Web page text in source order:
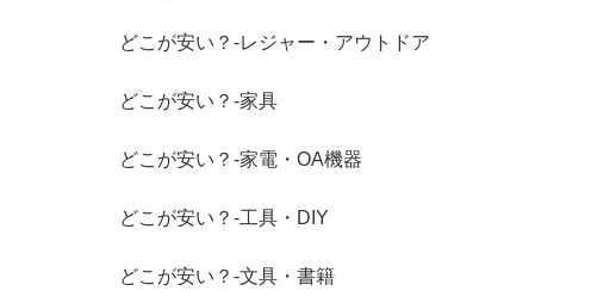
どこが安い？-レジャー・アウトドア
どこが安い？-家具
どこが安い？-家電・OA機器
どこが安い？-工具・DIY
どこが安い？-文具・書籍